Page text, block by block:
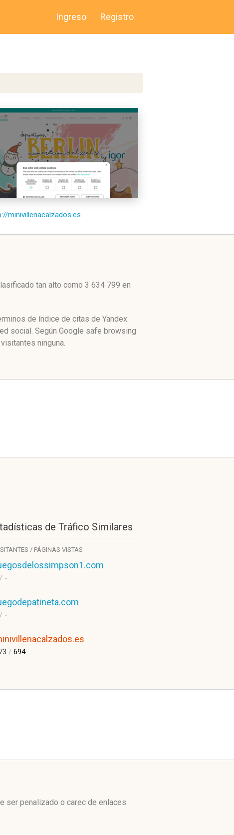
Ingreso Registro
minivillenacalzados.es
tan alto como 3 634 799 en
de índice de citas de Yandex.
social. Según Google safe browsing
ninguna.
de Tráfico Similares
/ PÁGINAS VISTAS
/ -
/ -
/ 694
ser penalizado o carec de enlaces